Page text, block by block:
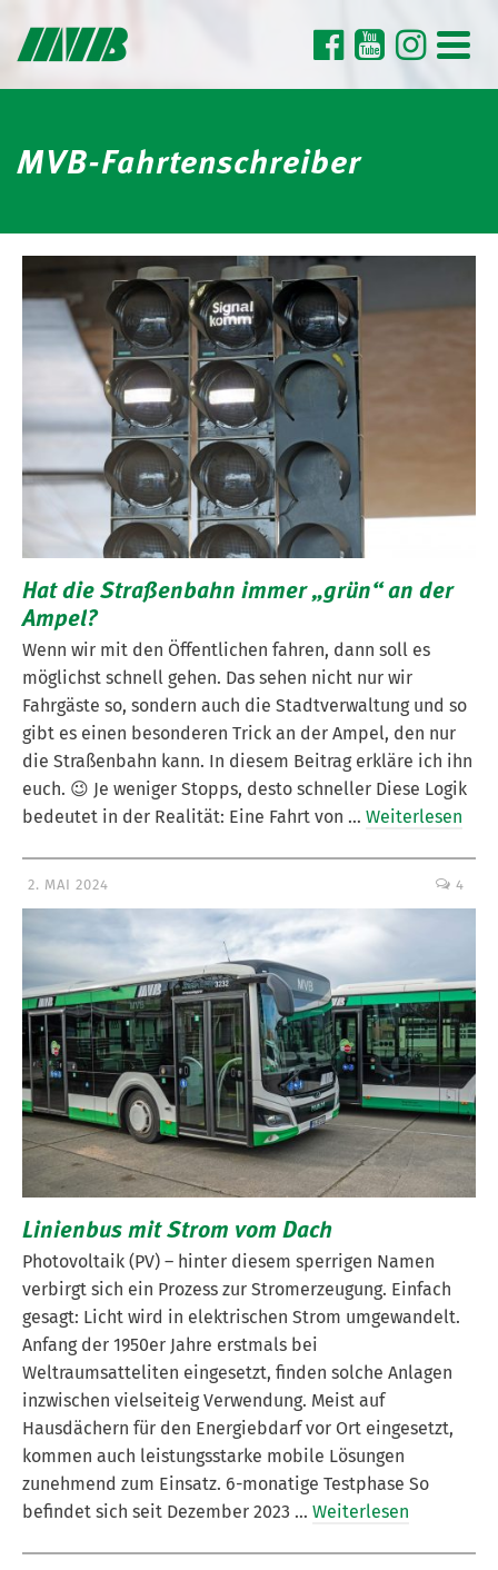
MVB-Fahrtenschreiber
Hat die Straßenbahn immer „grün“ an der
Ampel?
Wenn wir mit den Öffentlichen fahren, dann soll es
möglichst schnell gehen. Das sehen nicht nur wir
Fahrgäste so, sondern auch die Stadtverwaltung und so
gibt es einen besonderen Trick an der Ampel, den nur
die Straßenbahn kann. In diesem Beitrag erkläre ich ihn
euch. 😉 Je weniger Stopps, desto schneller Diese Logik
bedeutet in der Realität: Eine Fahrt von … Weiterlesen
2. MAI 2024 4
Linienbus mit Strom vom Dach
Photovoltaik (PV) – hinter diesem sperrigen Namen
verbirgt sich ein Prozess zur Stromerzeugung. Einfach
gesagt: Licht wird in elektrischen Strom umgewandelt.
Anfang der 1950er Jahre erstmals bei
Weltraumsatteliten eingesetzt, finden solche Anlagen
inzwischen vielseiteig Verwendung. Meist auf
Hausdächern für den Energiebdarf vor Ort eingesetzt,
kommen auch leistungsstarke mobile Lösungen
zunehmend zum Einsatz. 6-monatige Testphase So
befindet sich seit Dezember 2023 … Weiterlesen